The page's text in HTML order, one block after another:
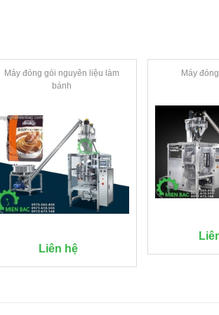
Máy đóng gói nguyên liệu làm
bánh
Liên hệ
Máy